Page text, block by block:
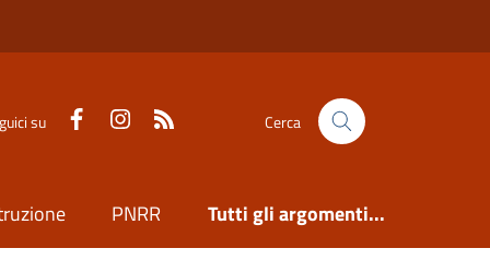
su FacebookInstagram Cerca
PNRR Tutti gli argomenti...